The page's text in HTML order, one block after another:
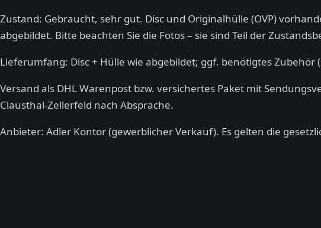
Zustand: Gebraucht, sehr gut. Disc und Originalhülle (OVP)
abgebildet. Bitte beachten Sie die Fotos – sie sind Teil der
Lieferumfang: Disc + Hülle wie abgebildet; ggf. benötigtes
Versand als DHL Warenpost bzw. versichertes Paket mit
Clausthal-Zellerfeld nach Absprache.
Anbieter: Adler Kontor (gewerblicher Verkauf). Es gelten die